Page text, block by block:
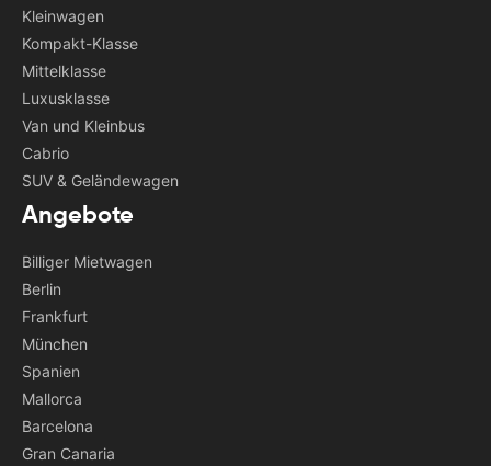
Kleinwagen
Kompakt-Klasse
Mittelklasse
Luxusklasse
Van und Kleinbus
Cabrio
SUV & Geländewagen
Angebote
Billiger Mietwagen
Berlin
Frankfurt
München
Spanien
Mallorca
Barcelona
Gran Canaria